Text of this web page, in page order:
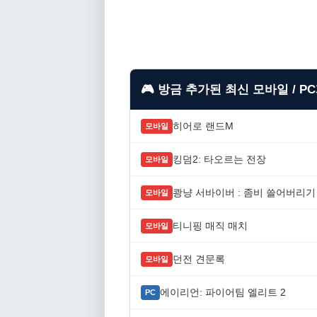
🎮 방금 추가된 최신 모바일 /
모바일 히어로 랜드M
모바일 킹덤2: 타오르는 전장
모바일 쾅냥 서바이버 : 좀비 쓸어버리기
모바일 티니핑 매직 매치
모바일 던전 견문록
PC 에이리언: 파이어팀 엘리트 2